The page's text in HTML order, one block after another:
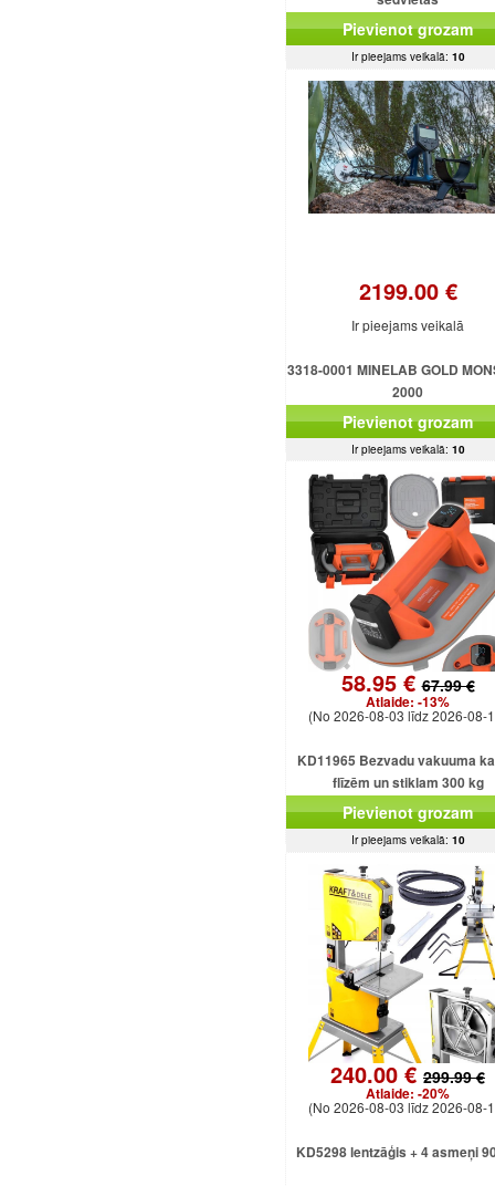
Pievienot grozam
Ir pieejams veikalā: 10
2199.00 €
Ir pieejams veikalā
3318-0001 MINELAB GOLD
2000
Pievienot grozam
Ir pieejams veikalā: 10
58.95 €67.99 €
Atlaide: -13%
(No 2026-08-03 līdz 2026-08-
KD11965 Bezvadu vakuuma
flīzēm un stiklam 300 kg
Pievienot grozam
Ir pieejams veikalā: 10
240.00 €299.99 €
Atlaide: -20%
(No 2026-08-03 līdz 2026-08-
KD5298 lentzāģis + 4 asmeņi